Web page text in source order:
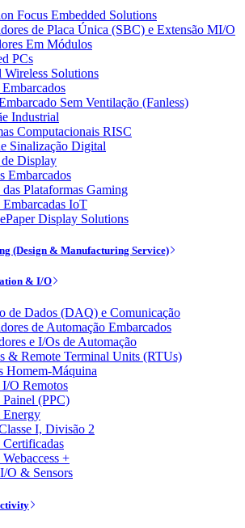
Focus Embedded Solutions
de Placa Única (SBC) e Extensão MI/O
Em Módulos
PCs
Wireless Solutions
Sem Ventilação (Fanless)
Industrial
Computacionais RISC
Sinalização Digital
de Display
Embarcados
das Plataformas Gaming
Embarcadas IoT
Display Solutions
(Design & Manufacturing Service)
& I/O
de Dados (DAQ) e Comunicação
de Automação Embarcados
e I/Os de Automação
& Remote Terminal Units (RTUs)
Homem-Máquina
O Remotos
Painel (PPC)
I, Divisão 2
Certificadas
+
O & Sensors